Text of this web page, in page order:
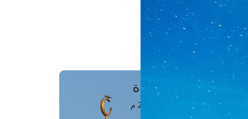
حجز موعد
الفتوى الهاتفية
مَواقِيتُ الصَّـــلاة
القاهرة · 08 أغسطس 2026 م